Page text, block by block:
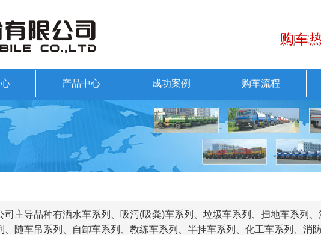
产品中心 成功案例 购车流程
司主导品种有洒水车系列、吸污(吸粪)车系列、垃圾车系列、扫地车系列
、随车吊系列、自卸车系列、教练车系列、半挂车系列、化工车系列、消